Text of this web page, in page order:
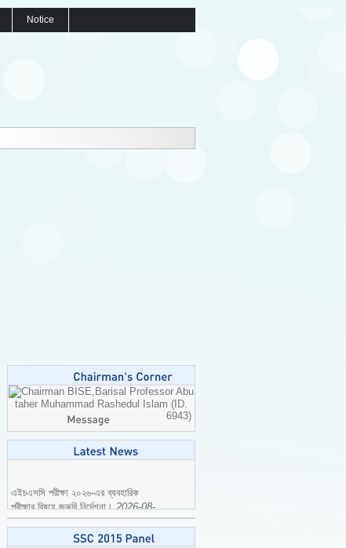
Notice
Professor Abu
taher Muhammad Rashedul Islam (ID.
6943)
পরীক্ষার বিষয়ে জরুরি নির্দেশনা।2026-08-
04